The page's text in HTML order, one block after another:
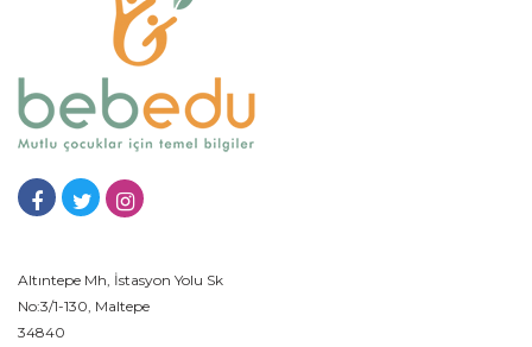
Altıntepe Mh, İstasyon Yolu Sk
No:3/1-130, Maltepe
34840